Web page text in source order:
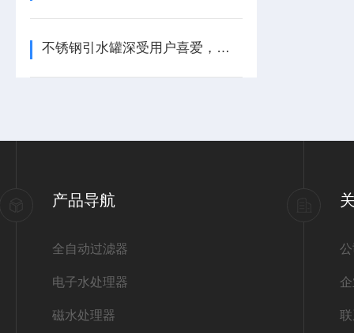
不锈钢引水罐深受用户喜爱，它有什么功能？
产品导航
全自动过滤器
电子水处理器
磁水处理器